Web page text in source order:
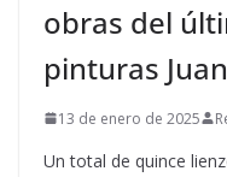
obras del
pinturas
13 de enero de 2025
Un total de quince